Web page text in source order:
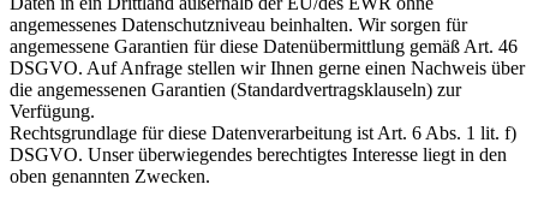
angemessenes Datenschutzniveau beinhalten. Wir sorgen für
angemessene Garantien für diese Datenübermittlung gemäß Art. 46
DSGVO. Auf Anfrage stellen wir Ihnen gerne einen Nachweis über
die angemessenen Garantien (Standardvertragsklauseln) zur
Verfügung.
Rechtsgrundlage für diese Datenverarbeitung ist Art. 6 Abs. 1 lit. f)
DSGVO. Unser überwiegendes berechtigtes Interesse liegt in den
oben genannten Zwecken.